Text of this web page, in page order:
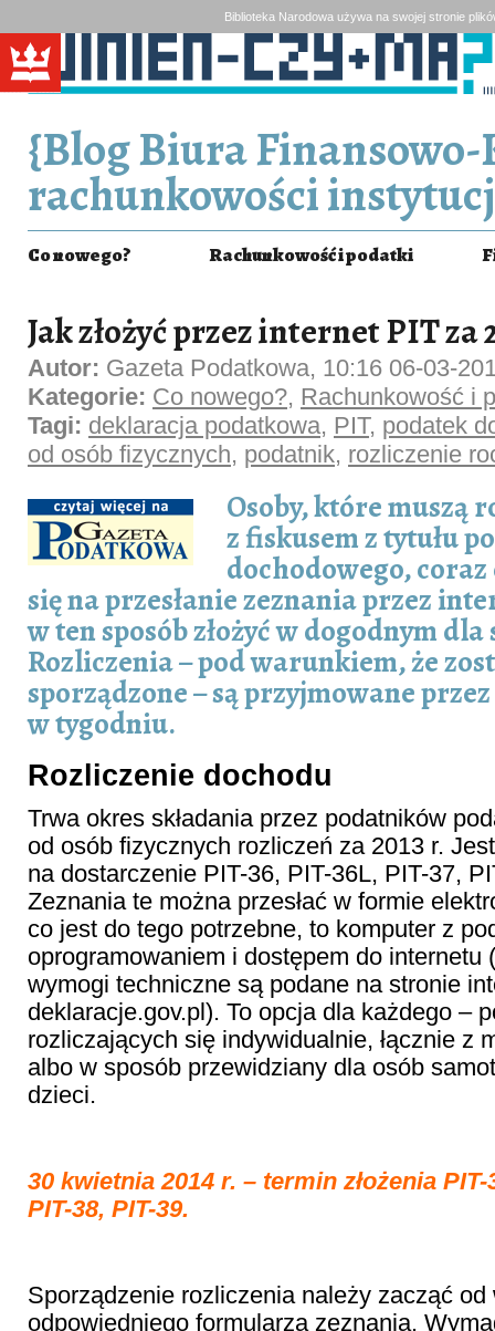
Biblioteka Narodowa używa na swojej stronie
{Blog Biura
rachunkowości
Co nowego? Rachunkowość i podatki
Jak złożyć przez internet PIT za
Autor: Gazeta Podatkowa, 10:16 06-03-
Kategorie: Co nowego?, Rachunkowość i
Tagi: deklaracja podatkowa, PIT, podatek
od osób fizycznych, podatnik, rozliczenie
Osoby, które muszą
z fiskusem z tytułu
dochodowego,
się na przesłanie zeznania przez
w ten sposób złożyć w dogodnym
Rozliczenia – pod warunkiem, że
sporządzone – są przyjmowane
w tygodniu.
Rozliczenie dochodu
Trwa okres składania przez podatników
od osób fizycznych rozliczeń za 2013 r.
na dostarczenie PIT-36, PIT-36L, PIT-37,
Zeznania te można przesłać w formie
co jest do tego potrzebne, to komputer z
oprogramowaniem i dostępem do internetu
wymogi techniczne są podane na stronie
deklaracje.gov.pl). To opcja dla każdego –
rozliczających się indywidualnie, łącznie z
albo w sposób przewidziany dla osób
dzieci.
30 kwietnia 2014 r. – termin złożenia PIT-
PIT-38, PIT-39.
Sporządzenie rozliczenia należy zacząć od
odpowiedniego formularza zeznania.